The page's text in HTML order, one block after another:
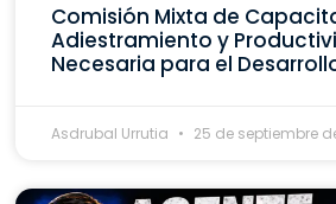
Comisión Mixta de
Adiestramiento y
Necesaria para el
Asdrubal Urrutia 25 de septiembre